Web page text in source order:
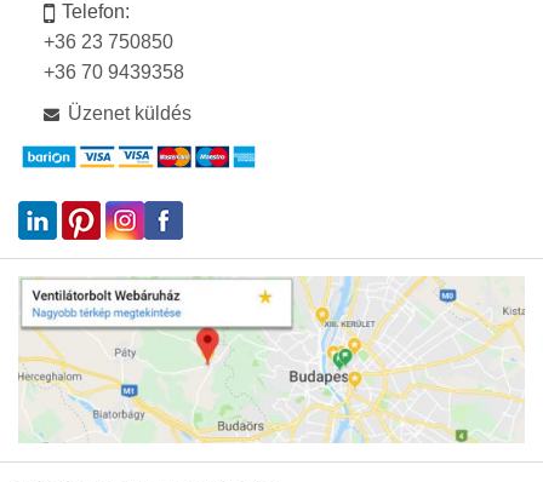
Telefon:
+36 23 750850
+36 70 9439358
Üzenet küldés